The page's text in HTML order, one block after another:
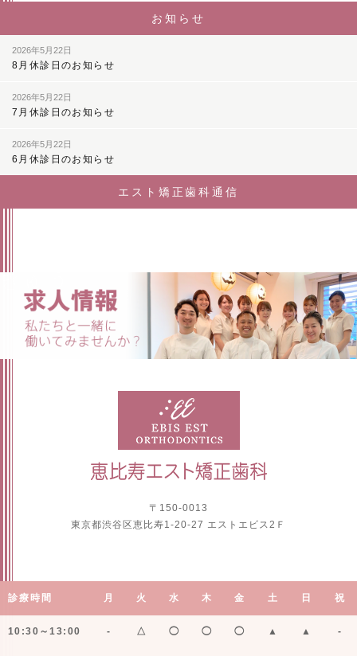
お知らせ
2026年5月22日
8月休診日のお知らせ
2026年5月22日
7月休診日のお知らせ
2026年5月22日
6月休診日のお知らせ
エスト矯正歯科通信
〒150-0013
東京都渋谷区恵比寿1-20-27 エストエビス2Ｆ
診療時間 月 火 水 木 金 土 日 祝
10:30～13:00 - △ ◯ ◯ ◯ ▲ ▲ -